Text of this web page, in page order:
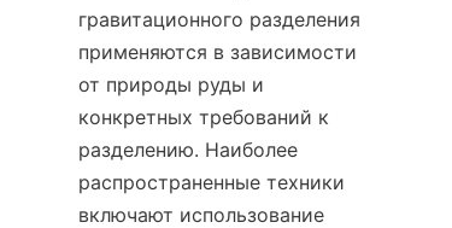
гравитационного разделения
применяются в зависимости
от природы руды и
конкретных требований к
разделению. Наиболее
распространенные техники
включают использование